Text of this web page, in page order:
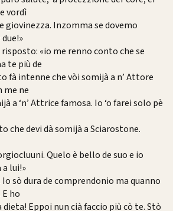
vordì
giovinezza. Inzomma se dovemo
risposto: «io me renno conto che se
te più de
fà intenne che vòi somijà a n’ Attore
me ne
a ‘n’ Attrice famosa. Io ‘o farei solo pè
che devi dà somijà a Sciarostone.
Quelo è bello de suo e io
lui!»
Io sò dura de comprendonio ma quanno
ho
dieta! Eppoi nun cià faccio più cò te. Stò